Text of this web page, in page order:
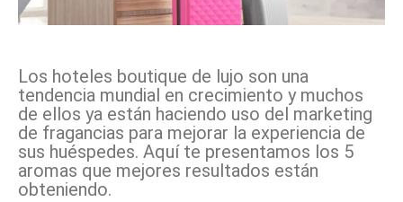
Los hoteles boutique de lujo son una
tendencia mundial en crecimiento y muchos
de ellos ya están haciendo uso del marketing
de fragancias para mejorar la experiencia de
sus huéspedes. Aquí te presentamos los 5
aromas que mejores resultados están
obteniendo.